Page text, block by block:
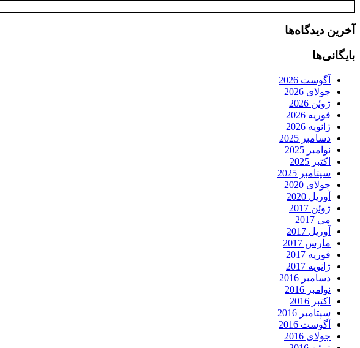
آخرین دیدگاه‌ها
بایگانی‌ها
آگوست 2026
جولای 2026
ژوئن 2026
فوریه 2026
ژانویه 2026
دسامبر 2025
نوامبر 2025
اکتبر 2025
سپتامبر 2025
جولای 2020
آوریل 2020
ژوئن 2017
می 2017
آوریل 2017
مارس 2017
فوریه 2017
ژانویه 2017
دسامبر 2016
نوامبر 2016
اکتبر 2016
سپتامبر 2016
آگوست 2016
جولای 2016